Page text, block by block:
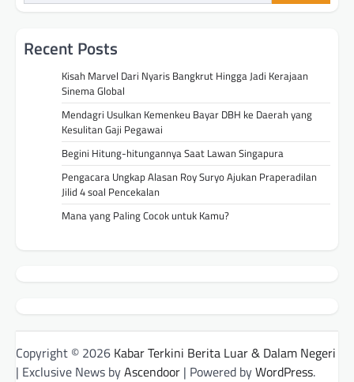
Recent Posts
Kisah Marvel Dari Nyaris Bangkrut Hingga Jadi Kerajaan
Sinema Global
Mendagri Usulkan Kemenkeu Bayar DBH ke Daerah yang
Kesulitan Gaji Pegawai
Begini Hitung-hitungannya Saat Lawan Singapura
Pengacara Ungkap Alasan Roy Suryo Ajukan Praperadilan
Jilid 4 soal Pencekalan
Mana yang Paling Cocok untuk Kamu?
Copyright © 2026 Kabar Terkini Berita Luar & Dalam Negeri
| Exclusive News byAscendoor | Powered byWordPress.